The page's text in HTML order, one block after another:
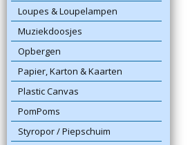
Loupes & Loupelampen
Muziekdoosjes
Opbergen
Papier, Karton & Kaarten
Plastic Canvas
PomPoms
Styropor / Piepschuim